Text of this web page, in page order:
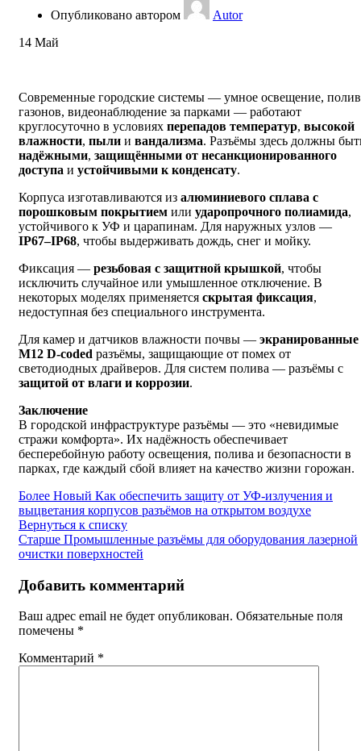
Опубликовано автором
Autor
14 Май
Современные городские системы — умное освещение, полив
газонов, видеонаблюдение за парками — работают
круглосуточно в условиях перепадов температур, высокой
влажности, пыли и вандализма. Разъёмы здесь должны
надёжными, защищёнными от несанкционированного
доступа и устойчивыми к конденсату.
Корпуса изготавливаются из алюминиевого сплава с
порошковым покрытием или ударопрочного полиамида,
устойчивого к УФ и царапинам. Для наружных узлов —
IP67–IP68, чтобы выдерживать дождь, снег и мойку.
Фиксация — резьбовая с защитной крышкой, чтобы
исключить случайное или умышленное отключение. В
некоторых моделях применяется скрытая фиксация,
недоступная без специального инструмента.
Для камер и датчиков влажности почвы — экранированные
M12 D-coded разъёмы, защищающие от помех от
светодиодных драйверов. Для систем полива — разъёмы с
защитой от влаги и коррозии.
Заключение
В городской инфраструктуре разъёмы — это «невидимые
стражи комфорта». Их надёжность обеспечивает
бесперебойную работу освещения, полива и безопасности в
парках, где каждый сбой влияет на качество жизни горожан.
Более Новый Как обеспечить защиту от УФ-излучения и
выцветания корпусов разъёмов на открытом воздухе
Вернуться к списку
Старше Промышленные разъёмы для оборудования лазерной
очистки поверхностей
Добавить комментарий
Ваш адрес email не будет опубликован. Обязательные поля
помечены *
Комментарий *